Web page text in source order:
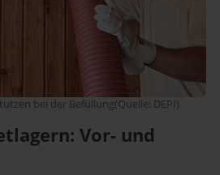
bei der Befüllung(Quelle: DEPI)
Vor- und